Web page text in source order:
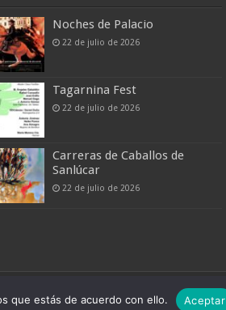
Noches de Palacio
22 de julio de 2026
Tagarnina Fest
22 de julio de 2026
Carreras de Caballos de
Sanlúcar
22 de julio de 2026
Boletín Digital de Noticias Turísticas
que estás de acuerdo con ello. Aceptar